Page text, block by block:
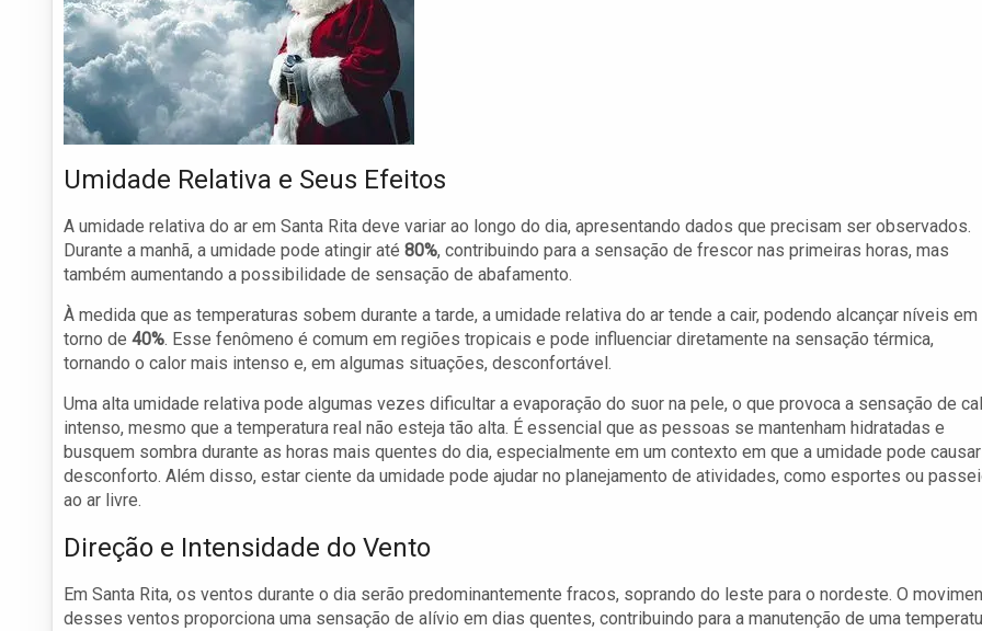
Umidade Relativa e Seus Efeitos
A umidade relativa do ar em Santa Rita deve variar ao longo do dia, apresentando dados que precisam ser observados.
Durante a manhã, a umidade pode atingir até 80%, contribuindo para a sensação de frescor nas primeiras horas, mas
também aumentando a possibilidade de sensação de abafamento.
À medida que as temperaturas sobem durante a tarde, a umidade relativa do ar tende a cair, podendo alcançar níveis em
torno de 40%. Esse fenômeno é comum em regiões tropicais e pode influenciar diretamente na sensação térmica,
tornando o calor mais intenso e, em algumas situações, desconfortável.
Uma alta umidade relativa pode algumas vezes dificultar a evaporação do suor na pele, o que provoca a sensação de
intenso, mesmo que a temperatura real não esteja tão alta. É essencial que as pessoas se mantenham hidratadas e
busquem sombra durante as horas mais quentes do dia, especialmente em um contexto em que a umidade pode causar
desconforto. Além disso, estar ciente da umidade pode ajudar no planejamento de atividades, como esportes ou
ao ar livre.
Direção e Intensidade do Vento
Em Santa Rita, os ventos durante o dia serão predominantemente fracos, soprando do leste para o nordeste. O
desses ventos proporciona uma sensação de alívio em dias quentes, contribuindo para a manutenção de uma